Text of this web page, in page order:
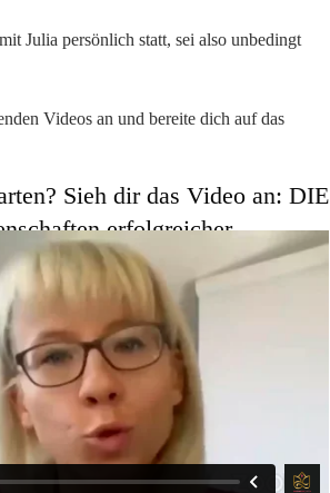
Julia persönlich statt, sei also unbedingt
Videos an und bereite dich auf das
Sieh dir das Video an: DIE
erfolgreicher
Unternehmerinnen!